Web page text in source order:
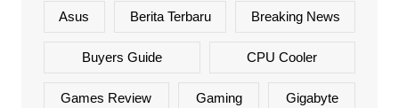
Asus Berita Terbaru Breaking News
Buyers Guide CPU Cooler
Games Review Gaming Gigabyte